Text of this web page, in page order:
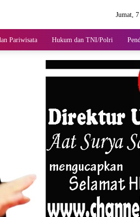
Jumat,
Pariwisata Hukum dan TNI/Polri